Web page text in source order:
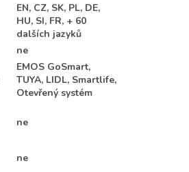
EN, CZ, SK, PL, DE,
HU, SI, FR, + 60
dalších jazyků
ne
EMOS GoSmart,
TUYA, LIDL, Smartlife,
Otevřený systém
ne
ne